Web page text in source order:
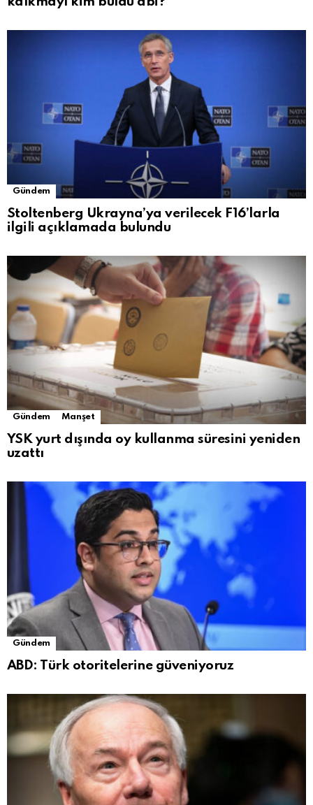
Gündem
Stoltenberg Ukrayna’ya verilecek F16’larla
ilgili açıklamada bulundu
Gündem Manşet
YSK yurt dışında oy kullanma süresini yeniden
uzattı
Gündem
ABD: Türk otoritelerine güveniyoruz